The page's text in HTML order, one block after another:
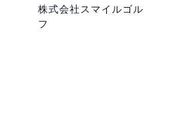
株式会社スマイルゴル
フ